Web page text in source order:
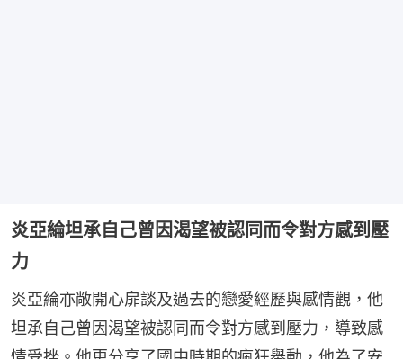
炎亞綸坦承自己曾因渴望被認同而令對方感到壓
力
炎亞綸亦敞開心扉談及過去的戀愛經歷與感情觀，他
坦承自己曾因渴望被認同而令對方感到壓力，導致感